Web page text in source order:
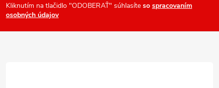
i
Kliknutím na tlačidlo "ODOBERAŤ" súhlasíte so spracovaním
osobných údajov